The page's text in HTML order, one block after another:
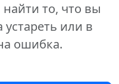
то, что вы
или в
ошибка.